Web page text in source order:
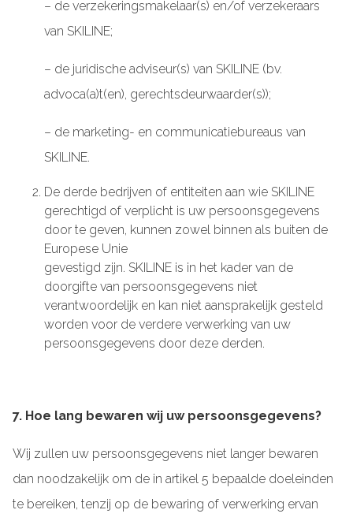
– de verzekeringsmakelaar(s) en/of verzekeraars
van SKILINE;
– de juridische adviseur(s) van SKILINE (bv.
advoca(a)t(en), gerechtsdeurwaarder(s));
– de marketing- en communicatiebureaus van
SKILINE.
De derde bedrijven of entiteiten aan wie SKILINE
gerechtigd of verplicht is uw persoonsgegevens
door te geven, kunnen zowel binnen als buiten de
Europese Unie
gevestigd zijn. SKILINE is in het kader van de
doorgifte van persoonsgegevens niet
verantwoordelijk en kan niet aansprakelijk gesteld
worden voor de verdere verwerking van uw
persoonsgegevens door deze derden.
7. Hoe lang bewaren wij uw persoonsgegevens?
Wij zullen uw persoonsgegevens niet langer bewaren
dan noodzakelijk om de in artikel 5 bepaalde doeleinden
te bereiken, tenzij op de bewaring of verwerking ervan